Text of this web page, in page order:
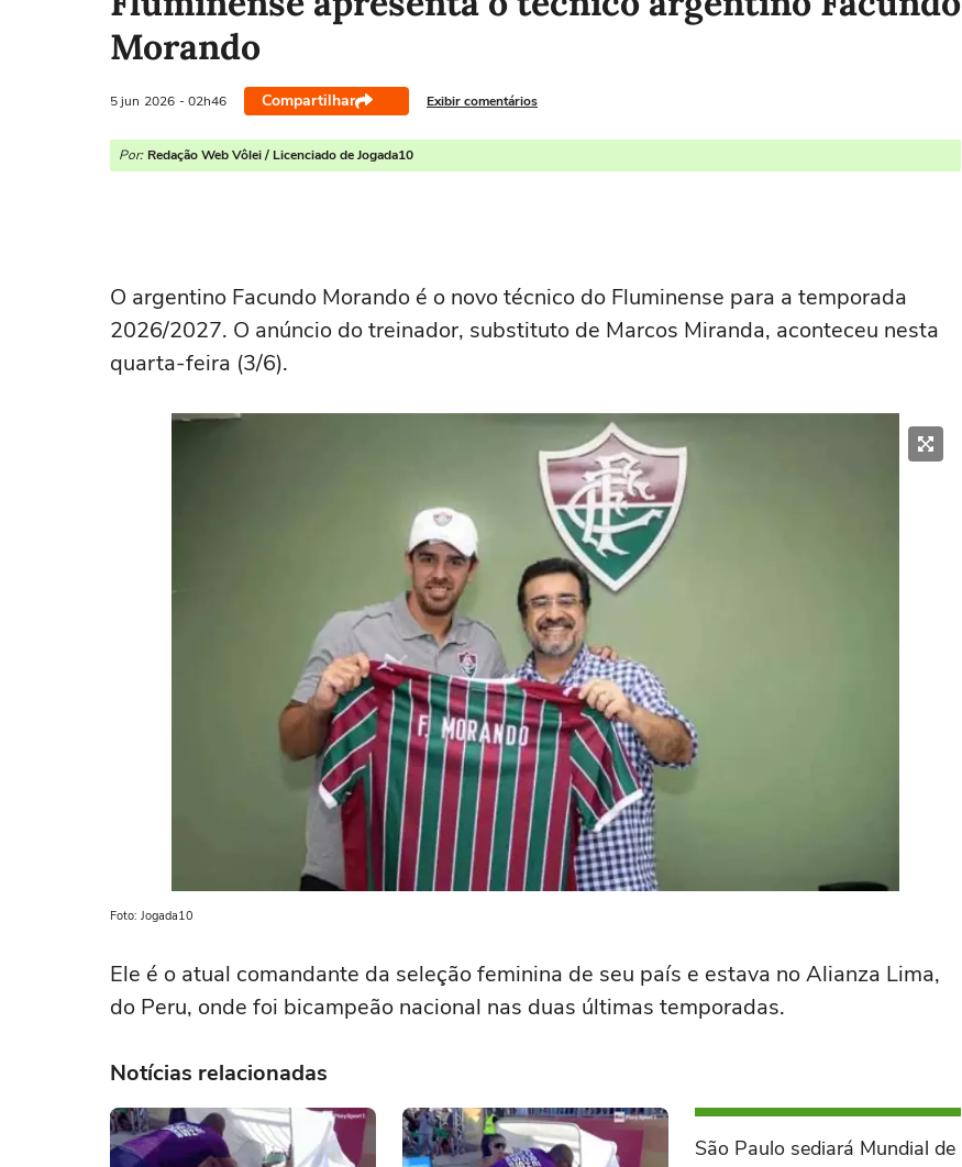
Morando
5 jun 2026 - 02h46 Compartilhar Exibir comentários
Por: Redação Web Vôlei / Licenciado de Jogada10
O argentino Facundo Morando é o novo técnico do Fluminense para a temporada
2026/2027. O anúncio do treinador, substituto de Marcos Miranda, aconteceu nesta
quarta-feira (3/6).
Foto: Jogada10
Ele é o atual comandante da seleção feminina de seu país e estava no Alianza Lima,
do Peru, onde foi bicampeão nacional nas duas últimas temporadas.
Notícias relacionadas
São Paulo sediará Mundial de